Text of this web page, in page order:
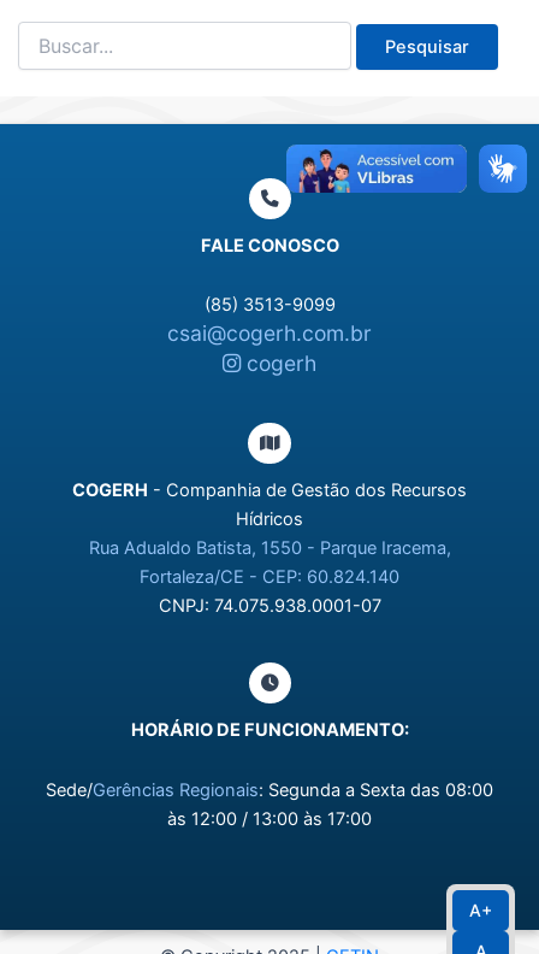
Pesquisar
por:
FALE CONOSCO
(85) 3513-9099
csai@cogerh.com.br
cogerh
COGERH - Companhia de Gestão dos Recursos
Hídricos
Rua Adualdo Batista, 1550 - Parque Iracema,
Fortaleza/CE - CEP: 60.824.140
CNPJ: 74.075.938.0001-07
HORÁRIO DE FUNCIONAMENTO:
Sede/Gerências Regionais: Segunda a Sexta das 08:00
às 12:00 / 13:00 às 17:00
A+